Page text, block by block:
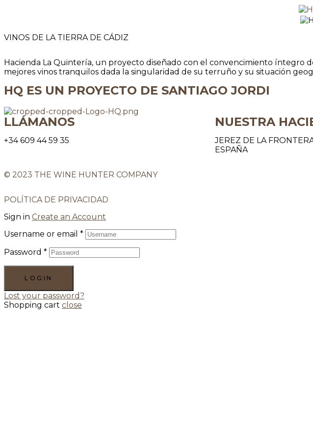
VINOS DE LA TIERRA DE CÁDIZ
Hacienda La Quintería, un proyecto diseñado con el convencimiento íntegro
mejores vinos tranquilos dada la singularidad de su terruño y su situación
HQ ES UN PROYECTO DE SANTIAGO JORDI
LLÁMANOS
+34 609 44 59 35
NUESTRA
JEREZ DE LA
ESPAÑA
© 2023 THE WINE HUNTER COMPANY
POLÍTICA DE PRIVACIDAD
Sign in Create an Account
Username or email *
Password *
LOGIN
Lost your password?
Shopping cart close